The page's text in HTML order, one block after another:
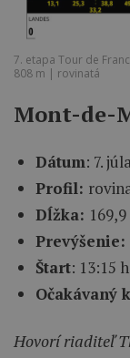
7. etapa Tour de
808 m | rovinatá
Mont-de-
Dátum: 7.
Profil:
Dĺžka:
Prevýšenie:
Štart: 13:15
Očakávaný
Hovorí riaditeľ